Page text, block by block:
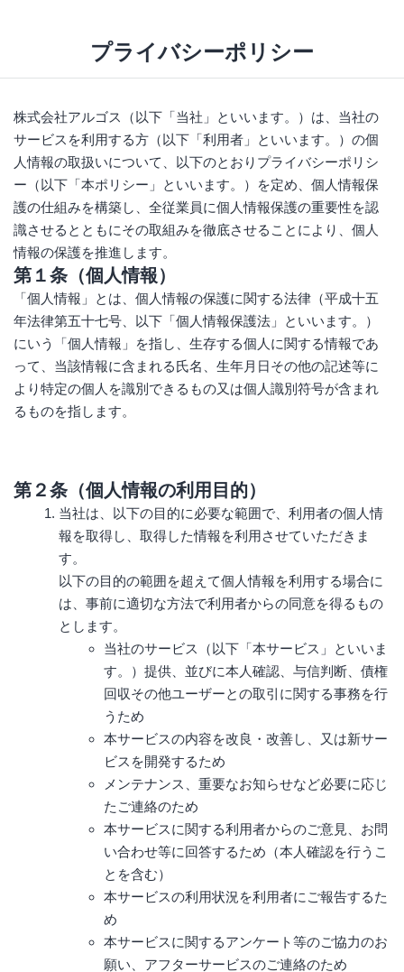
ン
プライバシーポリシー
株式会社アルゴス（以下「当社」といいます。）は、当社の
サービスを利用する方（以下「利用者」といいます。）の個
人情報の取扱いについて、以下のとおりプライバシーポリシ
ー（以下「本ポリシー」といいます。）を定め、個人情報保
護の仕組みを構築し、全従業員に個人情報保護の重要性を認
識させるとともにその取組みを徹底させることにより、個人
情報の保護を推進します。
第１条（個人情報）
「個人情報」とは、個人情報の保護に関する法律（平成十五
年法律第五十七号、以下「個人情報保護法」といいます。）
にいう「個人情報」を指し、生存する個人に関する情報であ
って、当該情報に含まれる氏名、生年月日その他の記述等に
より特定の個人を識別できるもの又は個人識別符号が含まれ
るものを指します。
第２条（個人情報の利用目的）
当社は、以下の目的に必要な範囲で、利用者の個人情
報を取得し、取得した情報を利用させていただきま
す。
以下の目的の範囲を超えて個人情報を利用する場合に
は、事前に適切な方法で利用者からの同意を得るもの
とします。
当社のサービス（以下「本サービス」といいま
す。）提供、並びに本人確認、与信判断、債権
回収その他ユーザーとの取引に関する事務を行
うため
本サービスの内容を改良・改善し、又は新サー
ビスを開発するため
メンテナンス、重要なお知らせなど必要に応じ
たご連絡のため
本サービスに関する利用者からのご意見、お問
い合わせ等に回答するため（本人確認を行うこ
とを含む）
本サービスの利用状況を利用者にご報告するた
め
本サービスに関するアンケート等のご協力のお
願い、アフターサービスのご連絡のため